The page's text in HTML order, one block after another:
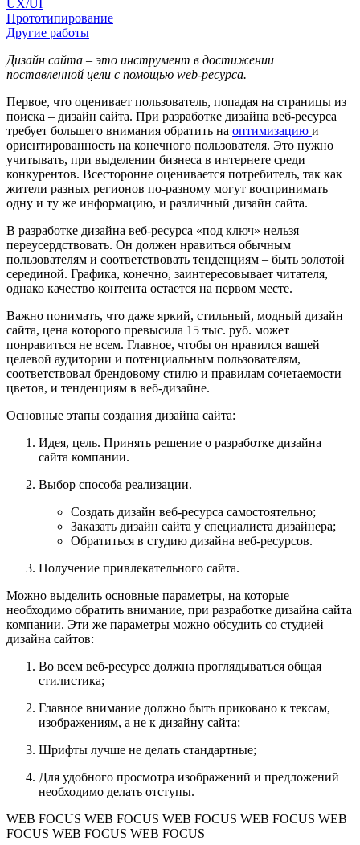
UX/UI
Прототипирование
Другие работы
Дизайн сайта – это инструмент в достижении
поставленной цели с помощью web-ресурса.
Первое, что оценивает пользователь, попадая на страницы из
поиска – дизайн сайта. При разработке дизайна веб-ресурса
требует большего внимания обратить на оптимизацию и
ориентированность на конечного пользователя. Это нужно
учитывать, при выделении бизнеса в интернете среди
конкурентов. Всесторонне оценивается потребитель, так как
жители разных регионов по-разному могут воспринимать
одну и ту же информацию, и различный дизайн сайта.
В разработке дизайна веб-ресурса «под ключ» нельзя
переусердствовать. Он должен нравиться обычным
пользователям и соответствовать тенденциям – быть золотой
серединой. Графика, конечно, заинтересовывает читателя,
однако качество контента остается на первом месте.
Важно понимать, что даже яркий, стильный, модный дизайн
сайта, цена которого превысила 15 тыс. руб. может
понравиться не всем. Главное, чтобы он нравился вашей
целевой аудитории и потенциальным пользователям,
соответствовал брендовому стилю и правилам сочетаемости
цветов, и тенденциям в веб-дизайне.
Основные этапы создания дизайна сайта:
Идея, цель. Принять решение о разработке дизайна
сайта компании.
Выбор способа реализации.
Создать дизайн веб-ресурса самостоятельно;
Заказать дизайн сайта у специалиста дизайнера;
Обратиться в студию дизайна веб-ресурсов.
Получение привлекательного сайта.
Можно выделить основные параметры, на которые
необходимо обратить внимание, при разработке дизайна сайта
компании. Эти же параметры можно обсудить со студией
дизайна сайтов:
Во всем веб-ресурсе должна проглядываться общая
стилистика;
Главное внимание должно быть приковано к тексам,
изображениям, а не к дизайну сайта;
Шрифты лучше не делать стандартные;
Для удобного просмотра изображений и предложений
необходимо делать отступы.
WEB FOCUS WEB FOCUS WEB FOCUS WEB FOCUS WEB
FOCUS WEB FOCUS WEB FOCUS